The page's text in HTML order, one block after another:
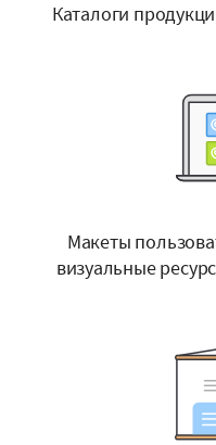
Каталоги
Макеты
визуальные